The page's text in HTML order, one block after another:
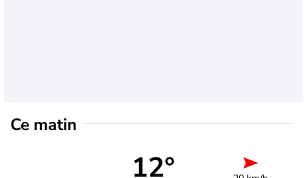
Ce matin
12°